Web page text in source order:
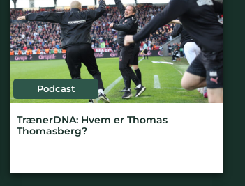
Podcast
TrænerDNA: Hvem er Thomas
Thomasberg?